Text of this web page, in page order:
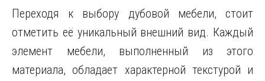
Переходя к выбору дубовой мебели, стоит
отметить её уникальный внешний вид. Каждый
элемент мебели, выполненный из этого
материала, обладает характерной текстурой и